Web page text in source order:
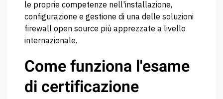
le proprie competenze nell'installazione,
configurazione e gestione di una delle soluzioni
firewall open source più apprezzate a livello
internazionale.
Come funziona l'esame
di certificazione